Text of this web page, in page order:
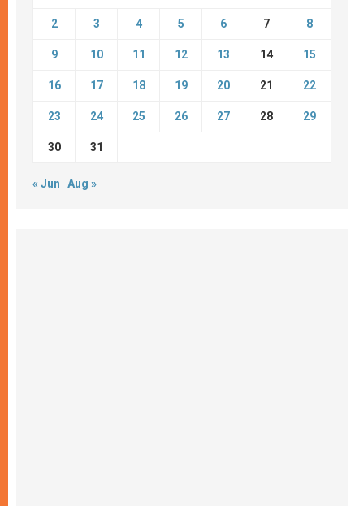
2 3 4 5 6 7 8
9 10 11 12 13 14 15
16 17 18 19 20 21 22
23 24 25 26 27 28 29
30 31
« Jun Aug »